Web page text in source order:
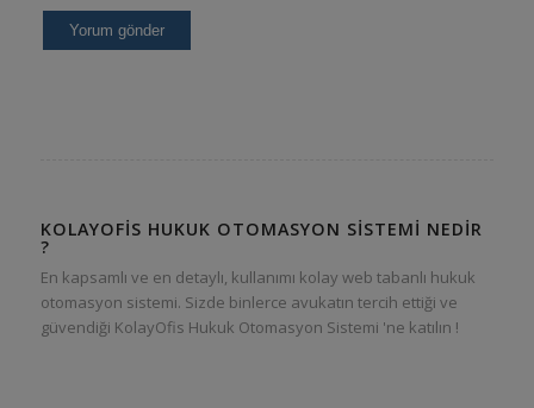
KOLAYOFIS HUKUK OTOMASYON SISTEMI NEDIR
?
En kapsamlı ve en detaylı, kullanımı kolay web tabanlı hukuk
otomasyon sistemi. Sizde binlerce avukatın tercih ettiği ve
güvendiği KolayOfis Hukuk Otomasyon Sistemi 'ne katılın !